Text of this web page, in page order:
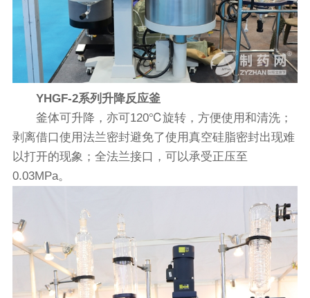
YHGF-2系列升降反应釜
釜体可升降，亦可120℃旋转，方便使用和清洗；
剥离借口使用法兰密封避免了使用真空硅脂密封出现难
以打开的现象；全法兰接口，可以承受正压至
0.03MPa。